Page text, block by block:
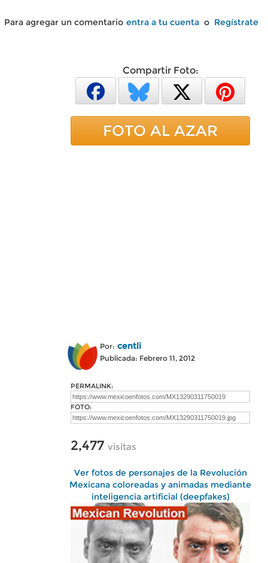
Para agregar un comentario entra a tu cuenta o Regístrate
Compartir Foto:
FOTO AL AZAR
Por: centli
Publicada: Febrero 11, 2012
PERMALINK:
FOTO:
2,477 visitas
Ver fotos de personajes de la Revolución
Mexicana coloreadas y animadas mediante
inteligencia artificial (deepfakes)